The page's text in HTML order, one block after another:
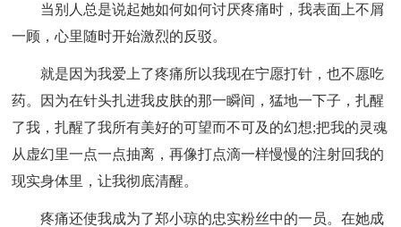
当别人总是说起她如何如何讨厌疼痛时，我表面上不屑
一顾，心里随时开始激烈的反驳。
就是因为我爱上了疼痛所以我现在宁愿打针，也不愿吃
药。因为在针头扎进我皮肤的那一瞬间，猛地一下子，扎醒
了我，扎醒了我所有美好的可望而不可及的幻想;把我的灵魂
从虚幻里一点一点抽离，再像打点滴一样慢慢的注射回我的
现实身体里，让我彻底清醒。
疼痛还使我成为了郑小琼的忠实粉丝中的一员。在她成